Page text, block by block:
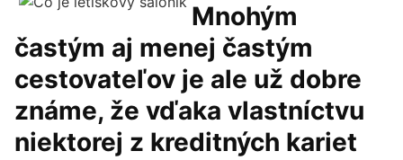
Mnohým
častým aj menej častým
cestovateľov je ale už dobre
známe, že vďaka vlastníctvu
niektorej z kreditných kariet